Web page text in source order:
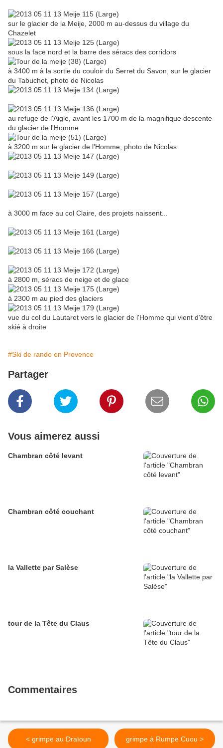
sur le glacier de la Meije, 2000 m au-dessus du village du
Chazelet
sous la face nord et la barre des séracs des corridors
à 3400 m à la sortie du couloir du Serret du Savon, sur le glacier
du Tabuchet, photo de Nicolas
au refuge de l'Aigle, avant les 1700 m de la magnifique descente
du glacier de l'Homme
à 3200 m sur le glacier de l'Homme, photo de Nicolas
à 3000 m face au col Claire, des projets naissent...
à 2800 m, séracs de neige et de glace
à 2300 m au pied des glaciers
vue du col du Lautaret vers le glacier de l'Homme qui vient d'être
skié à droite
#Ski de rando en Provence
Partager
Vous aimerez aussi
Chambran côté levant
Chambran côté couchant
la Vallette par Salèse
tour de la Tête du Claus
Commentaires
< grimpe au Draïoun grimpe à Rumpe Cuou >